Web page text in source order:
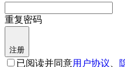
重复密码
注册
已阅读并同意用户协议